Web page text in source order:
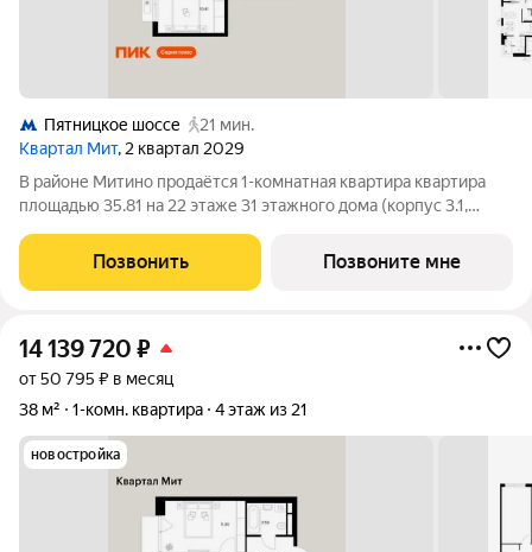
Пятницкое шоссе
21 мин.
Квартал Мит, 2 квартал 2029
В районе Митино продаётся 1-комнатная квартира квартира
площадью 35.81 на 22 этаже 31 этажного дома (корпус 3.1,
расположение 20 минут пешком до станции метро
«Пятницкое шоссе». 8 минут на автомобиле
Позвонить Позвоните мне
14 139 720 ₽
от 50 795 ₽ в месяц
38 м²
1-комн. квартира 4 этаж из 21
новостройка